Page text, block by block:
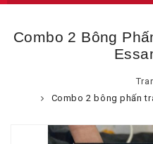
Combo 2 Bông
Combo 2 bông phấn